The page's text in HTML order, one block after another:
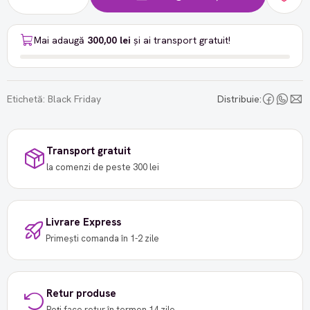
Mai adaugă 300,00 lei și ai transport gratuit!
Etichetă: Black Friday Distribuie:
Transport gratuit
la comenzi de peste 300 lei
Livrare Express
Primești comanda în 1-2 zile
Retur produse